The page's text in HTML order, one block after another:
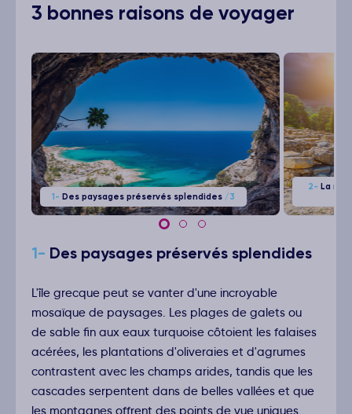
3 bonnes raisons de voyager
1- Des paysages préservés splendides /3
2- La
1- Des paysages préservés splendides
L'île grecque peut se vanter d'une incroyable
mosaïque de paysages. Les plages de galets ou
de sable fin aux eaux turquoise côtoient les falaises
acérées, les plantations d'oliveraies et d'agrumes
contrastent avec les champs arides, tandis que les
cascades serpentent dans de belles vallées et que
les montagnes offrent des points de vue uniques.